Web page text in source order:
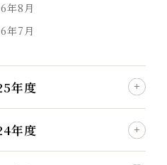
年8月
年7月
年度
年度